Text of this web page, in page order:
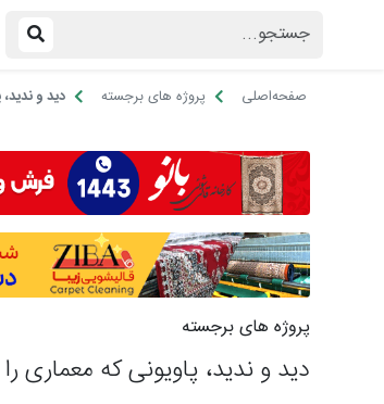
صفحه‌اصلی پروژه های برجسته دید و
پروژه های برجسته
دید و ندید، پاویونی که معماری